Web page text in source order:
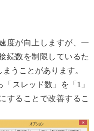
度が向上しますが、一
続数を制限しているた
うことがあります。
スレッド数」を「1」
することで改善するこ